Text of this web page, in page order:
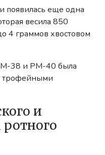
появилась еще одна
весила 850
4 граммов хвостовом
38 и РМ-40 была
трофейными
и